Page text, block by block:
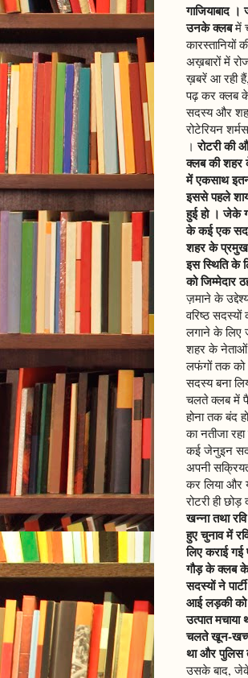
गाजियाबाद
उनके क्लबमें
कारस्तानियों
अख़बारों में
ख़बरें आ रही
पढ़ कर क्लब
सदस्य और
रोटेरियन
।रोटरी की
क्लब की शहर
में एकसाथ
इससे पहले
हुई हो । जेके
के कई एक
शहर के प्रमुख
इस स्थिति के
को जिम्मेदार
ज़माने के
वरिष्ठ सदस्यों
लगाने के लिए
शहर के
लफंगों तक
सदस्य बना
चलते क्लब में
होना तक बंद
का नतीजा
कई जेनुइन
अपनी
कर लिया और
रोटरी ही
खन्ना तथा
हुए चुनाव में
लिए कराई गई
गौड़ के क्लब
सदस्यों ने
आई लड़की
उत्पात
चलते खून-
था और पुलिस
उसके बाद,